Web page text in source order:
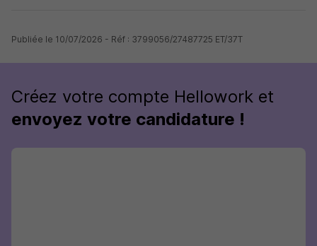
Publiée le 10/07/2026 - Réf : 3799056/27487725 ET/37T
Créez votre compte Hellowork et
envoyez votre candidature !